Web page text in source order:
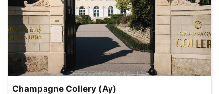
Champagne Collery (Ay)